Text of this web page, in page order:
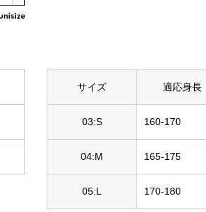
サイズ 適応身長
03:S 160-170
04:M 165-175
05:L 170-180